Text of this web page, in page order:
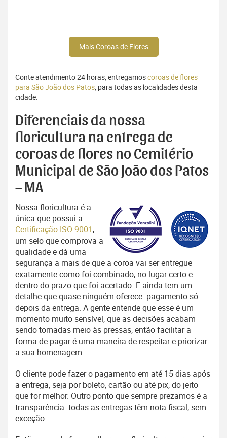
Mais Coroas de Flores
Conte atendimento 24 horas, entregamoscoroas de flores
para São João dos Patos, para todas as localidades desta
cidade.
Diferenciais da nossa
floricultura na entrega de
coroas de flores no Cemitério
Municipal de São João dos Patos
– MA
Nossa floricultura é a
única que possui a
Certificação ISO 9001,
um selo que comprova a
qualidade e dá uma
segurança a mais de que a coroa vai ser entregue
exatamente como foi combinado, no lugar certo e
dentro do prazo que foi acertado. E ainda tem um
detalhe que quase ninguém oferece: pagamento só
depois da entrega. A gente entende que esse é um
momento muito sensível, que as decisões acabam
sendo tomadas meio às pressas, então facilitar a
forma de pagar é uma maneira de respeitar e priorizar
a sua homenagem.
O cliente pode fazer o pagamento em até 15 dias após
a entrega, seja por boleto, cartão ou até pix, do jeito
que for melhor. Outro ponto que sempre prezamos é a
transparência: todas as entregas têm nota fiscal, sem
exceção.